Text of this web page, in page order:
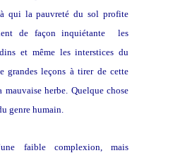
à qui la pauvreté du sol profite
de façon inquiétante les
et même les interstices du
grandes leçons à tirer de cette
herbe. Quelque chose
genre humain.
faible complexion, mais